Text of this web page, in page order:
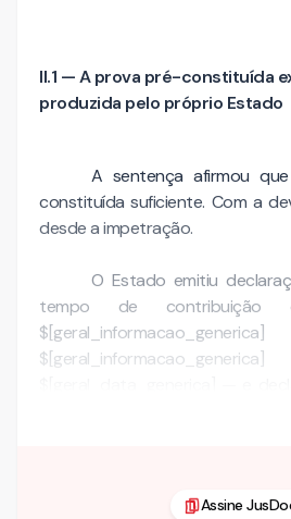
II.1 — A prova pré-constituída
produzida pelo próprio Estado
A sentença afirmou
constituída suficiente. Com a
desde a impetração.
O Estado emitiu
tempo de
Assine